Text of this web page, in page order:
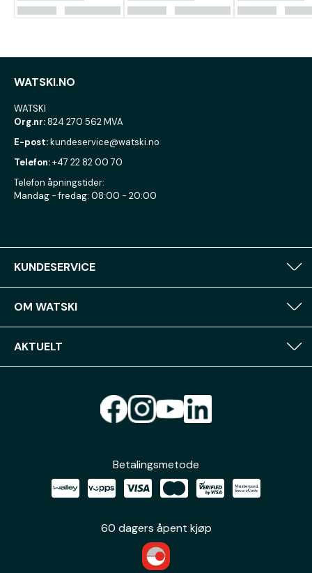
WATSKI.NO
WATSKI
Org.nr:824 270 562 MVA
E-post:kundeservice@watski.no
Telefon:+47 22 82 00 70
Telefon åpningstider:
Mandag - fredag: 08:00 - 20:00
KUNDESERVICE
OM WATSKI
AKTUELT
Betalingsmetode
60 dagers åpent kjøp